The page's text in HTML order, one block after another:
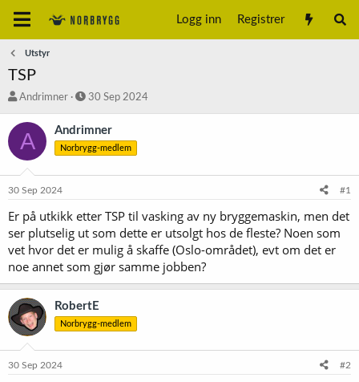
Logg inn Registrer
Utstyr
TSP
T
å
d
t
e
r
Andrimner
S
a
r
t
o
30 Sep 2024
A Andrimner
Norbrygg-medlem
30 Sep 2024 #1
Er på utkikk etter TSP til vasking av ny bryggemaskin, men det
ser plutselig ut som dette er utsolgt hos de fleste? Noen som
vet hvor det er mulig å skaffe (Oslo-området), evt om det er
noe annet som gjør samme jobben?
RobertE
Norbrygg-medlem
30 Sep 2024 #2